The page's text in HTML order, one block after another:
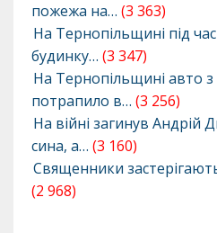
пожежа на… (3 363)
На Тернопільщині під
будинку… (3 347)
На Тернопільщині авто
потрапило в… (3 256)
На війні загинув Андрій
сина, а… (3 160)
Священники
(2 968)